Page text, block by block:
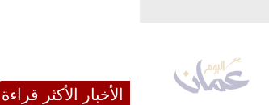
الأخبار الأكثر قراءة